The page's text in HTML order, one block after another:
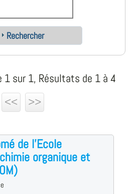
Rechercher
sur 1, Résultats de 1 à 4
<<
>>
de l'Ecole
organique et